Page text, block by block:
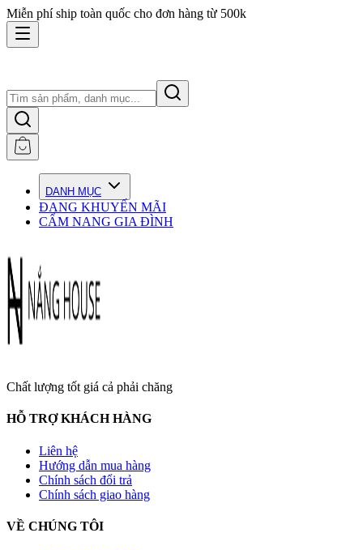
Miễn phí ship toàn quốc cho đơn hàng từ 500k
DANH MỤC
ĐANG KHUYẾN MÃI
CẨM NANG GIA ĐÌNH
Chất lượng tốt giá cả phải chăng
HỖ TRỢ KHÁCH HÀNG
Liên hệ
Hướng dẫn mua hàng
Chính sách đổi trả
Chính sách giao hàng
VỀ CHÚNG TÔI